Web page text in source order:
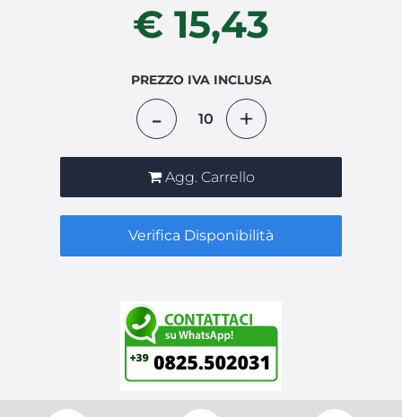
€ 15,43
PREZZO IVA INCLUSA
Agg. Carrello
Verifica Disponibilità